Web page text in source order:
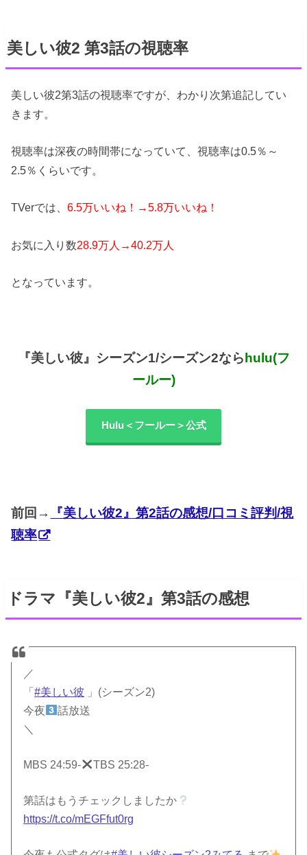
美しい彼2 第3話の視聴率
美しい彼2第3話の視聴率ですが、わかり次第追記してい
きます。
視聴率は深夜の時間帯になっていて、視聴率は0.5％～
2.5％くらいです。
TVerでは、6.5万いいね！→5.8万いいね！
お気に入り数28.9万人→40.2万人
となっています。
『美しい彼』シーズン1/シーズン2ならhulu(フ
ールー)
Hulu＜フールー＞公式
前回→
『美しい彼2』第2話の感想/口コミ評判/視
聴率
ドラマ『美しい彼2』第3話の感想
／
「#美しい彼 」(シーズン2)
今夜
話放送
＼
MBS 24:59- TBS 25:28-
第話はもうチェックしましたか
https://t.co/mEGFfut0rg